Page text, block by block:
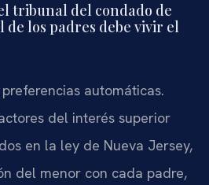
tribunal del condado de
de los padres debe vivir el
automáticas.
del interés superior
en la ley de Nueva Jersey,
del menor con cada padre,